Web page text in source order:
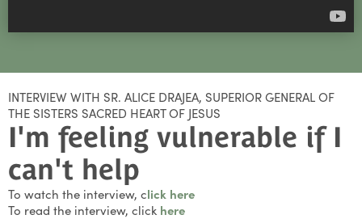
INTERVIEW WITH SR. ALICE DRAJEA, SUPERIOR GENERAL OF
THE SISTERS SACRED HEART OF JESUS
I'm feeling vulnerable if I
can't help
To watch the interview, click here
To read the interview, click here